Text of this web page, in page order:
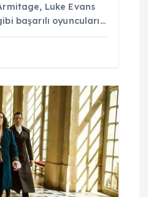
Luke Evans
başarılı oyuncuları…